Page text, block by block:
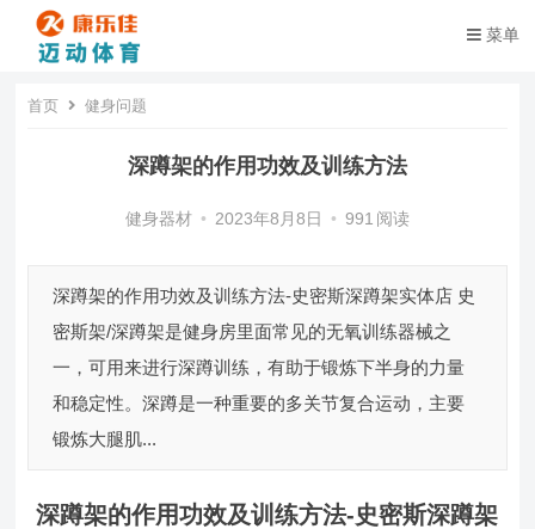
菜单
首页 健身问题
深蹲架的作用功效及训练方法
健身器材 • 2023年8月8日 • 991 阅读
深蹲架的作用功效及训练方法-史密斯深蹲架实体店 史
密斯架/深蹲架是健身房里面常见的无氧训练器械之
一，可用来进行深蹲训练，有助于锻炼下半身的力量
和稳定性。深蹲是一种重要的多关节复合运动，主要
锻炼大腿肌...
深蹲架的作用功效及训练方法-史密斯深蹲架